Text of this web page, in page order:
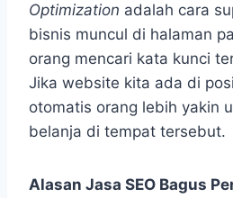
Optimization adalah cara
bisnis muncul di halaman
orang mencari kata kunci
Jika website kita ada di
otomatis orang lebih yakin
belanja di tempat tersebut.
Alasan Jasa SEO Bagus